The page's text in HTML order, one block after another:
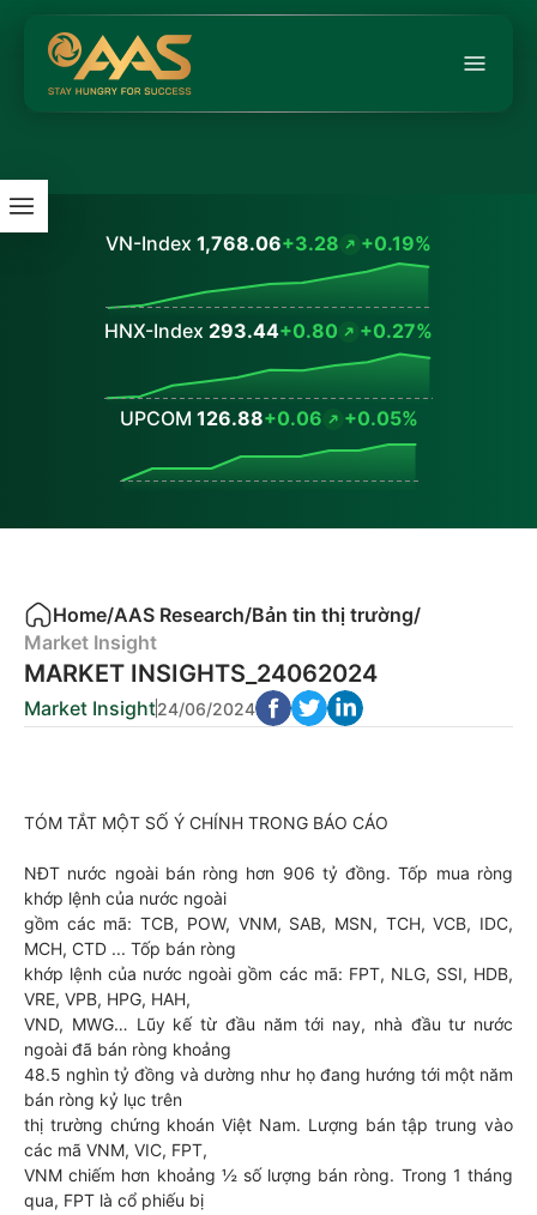
VN-Index 1,768.06+3.28 +0.19%
HNX-Index 293.44+0.80 +0.27%
UPCOM 126.88+0.06 +0.05%
Home/AAS Research/Bản tin thị trường/
Market Insight
MARKET INSIGHTS_24062024
Market Insight24/06/2024
TÓM TẮT MỘT SỐ Ý CHÍNH TRONG BÁO CÁO
NĐT nước ngoài bán ròng hơn 906 tỷ đồng. Tốp mua ròng
khớp lệnh của nước ngoài
gồm các mã: TCB, POW, VNM, SAB, MSN, TCH, VCB, IDC,
MCH, CTD ... Tốp bán ròng
khớp lệnh của nước ngoài gồm các mã: FPT, NLG, SSI, HDB,
VRE, VPB, HPG, HAH,
VND, MWG… Lũy kế từ đầu năm tới nay, nhà đầu tư nước
ngoài đã bán ròng khoảng
48.5 nghìn tỷ đồng và dường như họ đang hướng tới một năm
bán ròng kỷ lục trên
thị trường chứng khoán Việt Nam. Lượng bán tập trung vào
các mã VNM, VIC, FPT,
VNM chiếm hơn khoảng ½ số lượng bán ròng. Trong 1 tháng
qua, FPT là cổ phiếu bị